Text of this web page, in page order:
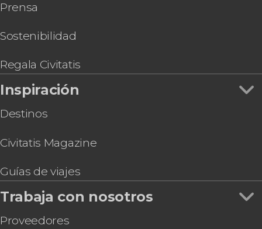
Prensa
Sostenibilidad
Regala Civitatis
Inspiración
Destinos
Civitatis Magazine
Guías de viajes
Trabaja con nosotros
Proveedores